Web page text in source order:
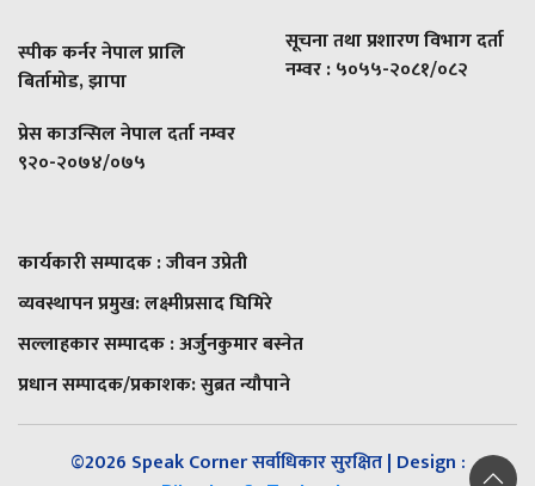
स्पीक कर्नर नेपाल प्रालि
बिर्तामोड, झापा
प्रेस काउन्सिल नेपाल दर्ता नम्वर
९२०-२०७४/०७५
सूचना तथा प्रशारण विभाग दर्ता
नम्वर : ५०५५-२०८१/०८२
कार्यकारी सम्पादक : जीवन उप्रेती
व्यवस्थापन प्रमुख:लक्ष्मीप्रसाद घिमिरे
सल्लाहकार सम्पादक : अर्जुनकुमार बस्नेत
प्रधान सम्पादक/प्रकाशक:सुब्रत न्यौपाने
©2026 Speak Corner सर्वाधिकार सुरक्षित | Design :